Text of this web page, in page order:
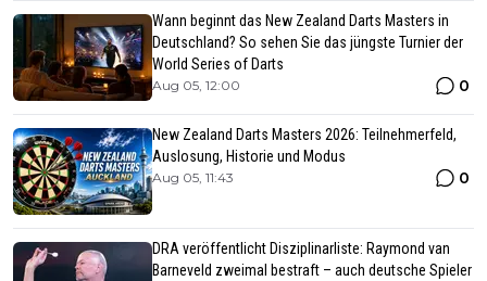
Wann beginnt das New Zealand Darts Masters in
Deutschland? So sehen Sie das jüngste Turnier der
World Series of Darts
Aug 05, 12:00 0
New Zealand Darts Masters 2026: Teilnehmerfeld,
Auslosung, Historie und Modus
Aug 05, 11:43 0
DRA veröffentlicht Disziplinarliste: Raymond van
Barneveld zweimal bestraft – auch deutsche Spieler